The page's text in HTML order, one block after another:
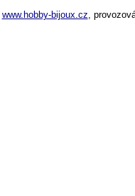
www.hobby-bijoux.cz,